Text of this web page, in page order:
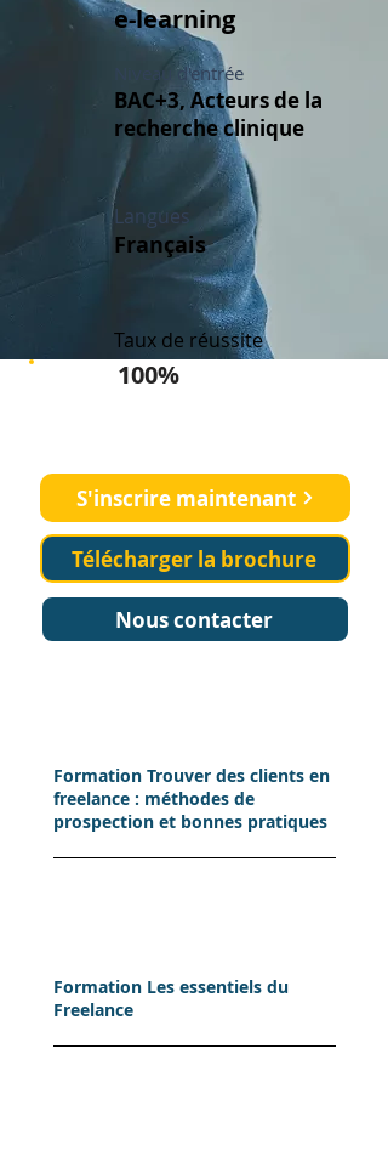
e-learning
Niveau d'entrée
BAC+3, Acteurs de la
recherche clinique
Langues
Français
Taux de réussite
100%
S'inscrire maintenant
Télécharger la brochure
Nous contacter
Formation Trouver des clients en
freelance : méthodes de
prospection et bonnes pratiques
Formation Les essentiels du
Freelance